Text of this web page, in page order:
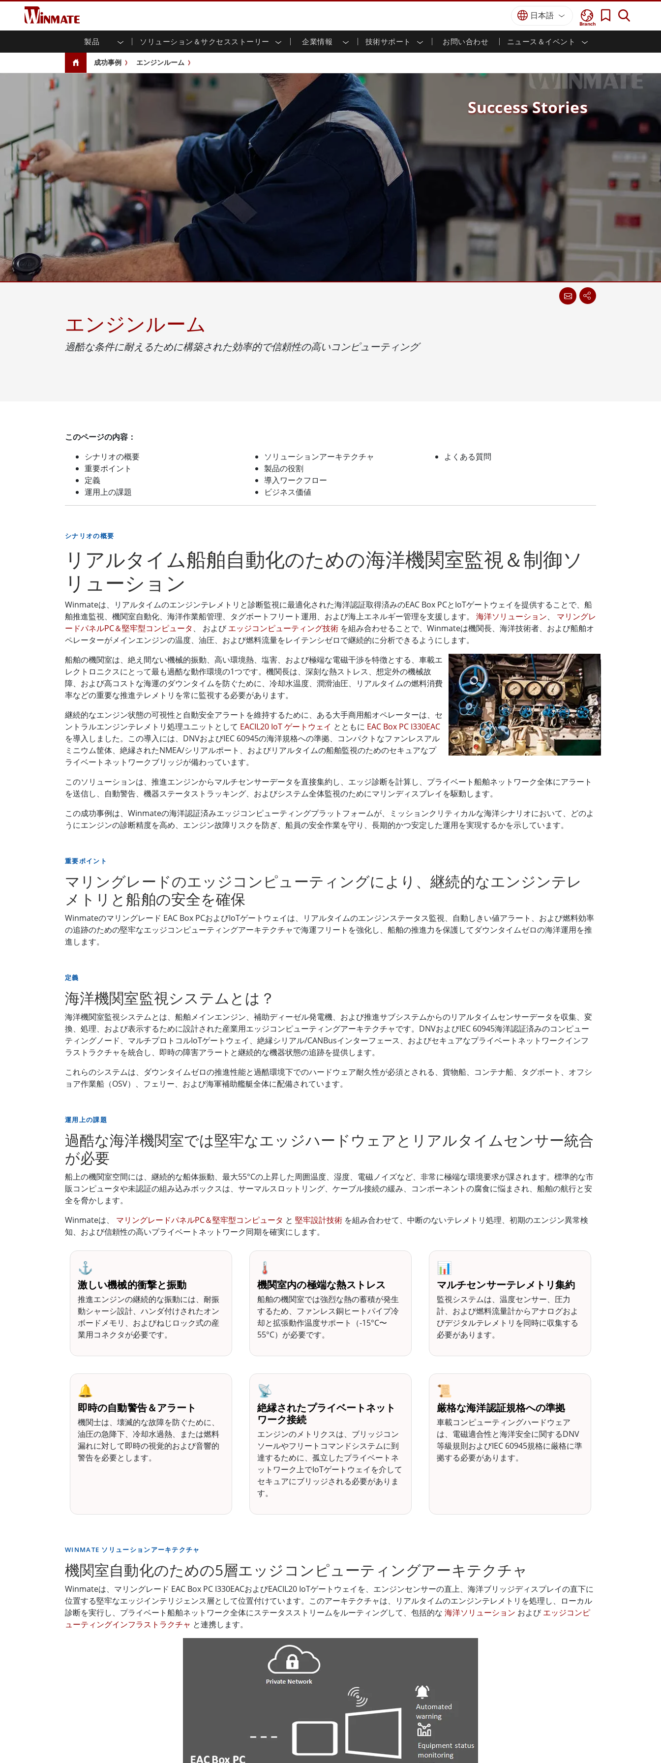
Branch
日本語
製品 ソリューション＆サクセスストーリー 企業情報 技術サポート お問い合わせ ニュース＆イベント
企業モビリティコンピュータ
頑丈なノートパソコン
堅牢タブレットコントローラー
ハンドヘルドコンピュータ
ラジオPoC
エッジAIモビリティ
マルチタッチ (P-
CAP)
オープンフレーム
パネルマウント
フロントIP65
PoEタッチ
USB Type-C
ステンレスシリー
屋外ディスプレイ
G-WINシリーズ /
IP67
リアマウント
ATEXグレード
ラックマウント
バータイプディス
プレイ
OSD Box
HMI (P-CAPタッチ)
産業用パネルPC (P-CAPタッチ)
産業用パネルPC (抵抗膜方式)
ステンレスシリーズ
G-WINシリーズ / IP67設計
ATEXグレード
バータイプパネルPC
エッジAIパネルPC
防衛頑丈なノートパソコン
防衛パネルPC
防衛ディスプレイ / NVIS ディスプレイ
防衛サーバー
地上管制ステーション
車載コンピュータ
Windows 車載コンピュータ
Android 車載コンピュータ
車載用タブレット
組み込みコンピューティング
ボックスPC / 防水頑丈なPC IP65
IoTゲートウェイ
ラジオゲートウェイ
ヘルスケアグレード
ヘルスケア堅牢タブレット
マリングレード
船舶用パネルPC
船舶用ディスプレイ
船舶用組込みコンピュータ
頑丈なロボットコントローラ
エッジAIモビリティ
ロボット コントローラー
石油・ガス、ATEXグレード
ATEXグレード堅牢タブレット
ATEX認定 堅牢型ハンドヘルドコンピュ
ータ
エッジ AI コンピューティング
ステンレス鋼グレード
ステンレスディスプレイ
堅牢なロボットコントローラ
農業
交通 食品 & 衛生産業
海洋
公共安全
IIoT & エッジコンピューティン 倉庫 & 物流
インフラ
インテリジェントロボットシス
テム
健康管理
再生可能エネルギー セルフサービスキオスク
ヘビーデューティー
金属＆鉱業 スマート充電ステーション サクセスストーリー
会社概要
保証
マーケティングポータル
ファイル共有
新製品情報
展示会・イベント
Youtubeチャンネル バーチャル展示会
認証／コンプライアンス
コアテクノロジー
ブログ
成功事例 エンジンルーム
Success Stories
エンジンルーム
過酷な条件に耐えるために構築された効率的で信頼性の高いコンピューティング
このページの内容：
シナリオの概要
重要ポイント
定義
運用上の課題
ソリューションアーキテクチャ
製品の役割
導入ワークフロー
ビジネス価値
よくある質問
シナリオの概要
リアルタイム船舶自動化のための海洋機関室監視＆制御ソ
リューション
Winmateは、リアルタイムのエンジンテレメトリと診断監視に最適化された海洋認証取得済みのEAC Box PCとIoTゲートウェイを提供することで、船
舶推進監視、機関室自動化、海洋作業船管理、タグボートフリート運用、および海上エネルギー管理を支援します。 海洋ソリューション、 マリングレ
ードパネルPC＆堅牢型コンピュータ、 およびエッジコンピューティング技術 を組み合わせることで、Winmateは機関長、海洋技術者、および船舶オ
ペレーターがメインエンジンの温度、油圧、および燃料流量をレイテンシゼロで継続的に分析できるようにします。
船舶の機関室は、絶え間ない機械的振動、高い環境熱、塩害、および極端な電磁干渉を特徴とする、車載エ
レクトロニクスにとって最も過酷な動作環境の1つです。機関長は、深刻な熱ストレス、想定外の機械故
障、および高コストな海運のダウンタイムを防ぐために、冷却水温度、潤滑油圧、リアルタイムの燃料消費
率などの重要な推進テレメトリを常に監視する必要があります。
継続的なエンジン状態の可視性と自動安全アラートを維持するために、ある大手商用船オペレーターは、セ
ントラルエンジンテレメトリ処理ユニットとして EACIL20 IoT ゲートウェイ とともに EAC Box PC I330EAC
を導入しました。この導入には、DNVおよびIEC 60945の海洋規格への準拠、コンパクトなファンレスアル
ミニウム筐体、絶縁されたNMEA/シリアルポート、およびリアルタイムの船舶監視のためのセキュアなプ
ライベートネットワークブリッジが備わっています。
このソリューションは、推進エンジンからマルチセンサーデータを直接集約し、エッジ診断を計算し、プライベート船舶ネットワーク全体にアラート
を送信し、自動警告、機器ステータストラッキング、およびシステム全体監視のためにマリンディスプレイを駆動します。
この成功事例は、Winmateの海洋認証済みエッジコンピューティングプラットフォームが、ミッションクリティカルな海洋シナリオにおいて、どのよ
うにエンジンの診断精度を高め、エンジン故障リスクを防ぎ、船員の安全作業を守り、長期的かつ安定した運用を実現するかを示しています。
重要ポイント
マリングレードのエッジコンピューティングにより、継続的なエンジンテレ
メトリと船舶の安全を確保
Winmateのマリングレード EAC Box PCおよびIoTゲートウェイは、リアルタイムのエンジンステータス監視、自動しきい値アラート、および燃料効率
の追跡のための堅牢なエッジコンピューティングアーキテクチャで海運フリートを強化し、船舶の推進力を保護してダウンタイムゼロの海洋運用を推
進します。
定義
海洋機関室監視システムとは？
海洋機関室監視システムとは、船舶メインエンジン、補助ディーゼル発電機、および推進サブシステムからのリアルタイムセンサーデータを収集、変
換、処理、および表示するために設計された産業用エッジコンピューティングアーキテクチャです。DNVおよびIEC 60945海洋認証済みのコンピュー
ティングノード、マルチプロトコルIoTゲートウェイ、絶縁シリアル/CANBusインターフェース、およびセキュアなプライベートネットワークインフ
ラストラクチャを統合し、即時の障害アラートと継続的な機器状態の追跡を提供します。
これらのシステムは、ダウンタイムゼロの推進性能と過酷環境下でのハードウェア耐久性が必須とされる、貨物船、コンテナ船、タグボート、オフシ
ョア作業船（OSV）、フェリー、および海軍補助艦艇全体に配備されています。
運用上の課題
過酷な海洋機関室では堅牢なエッジハードウェアとリアルタイムセンサー統合
が必要
船上の機関室空間には、継続的な船体振動、最大55°Cの上昇した周囲温度、湿度、電磁ノイズなど、非常に極端な環境要求が課されます。標準的な市
販コンピュータや未認証の組み込みボックスは、サーマルスロットリング、ケーブル接続の緩み、コンポーネントの腐食に悩まされ、船舶の航行と安
全を脅かします。
Winmateは、 マリングレードパネルPC＆堅牢型コンピュータ と 堅牢設計技術 を組み合わせて、中断のないテレメトリ処理、初期のエンジン異常検
知、および信頼性の高いプライベートネットワーク同期を確実にします。
⚓
激しい機械的衝撃と振動
推進エンジンの継続的な振動には、耐振
動シャーシ設計、ハンダ付けされたオン
ボードメモリ、およびねじロック式の産
業用コネクタが必要です。
🌡️
機関室内の極端な熱ストレス
船舶の機関室では強烈な熱の蓄積が発生
するため、ファンレス銅ヒートパイプ冷
却と拡張動作温度サポート（-15°C〜
55°C）が必要です。
📊
マルチセンサーテレメトリ集約
監視システムは、温度センサー、圧力
計、および燃料流量計からアナログおよ
びデジタルテレメトリを同時に収集する
必要があります。
🔔
即時の自動警告＆アラート
機関士は、壊滅的な故障を防ぐために、
油圧の急降下、冷却水過熱、または燃料
漏れに対して即時の視覚的および音響的
警告を必要とします。
📡
絶縁されたプライベートネット
ワーク接続
エンジンのメトリクスは、ブリッジコン
ソールやフリートコマンドシステムに到
達するために、孤立したプライベートネ
ットワーク上でIoTゲートウェイを介して
セキュアにブリッジされる必要がありま
す。
📜
厳格な海洋認証規格への準拠
車載コンピューティングハードウェア
は、電磁適合性と海洋安全に関するDNV
等級規則およびIEC 60945規格に厳格に準
拠する必要があります。
WINMATE ソリューションアーキテクチャ
機関室自動化のための5層エッジコンピューティングアーキテクチャ
Winmateは、マリングレード EAC Box PC I330EACおよびEACIL20 IoTゲートウェイを、エンジンセンサーの直上、海洋ブリッジディスプレイの直下に
位置する堅牢なエッジインテリジェンス層として位置付けています。このアーキテクチャは、リアルタイムのエンジンテレメトリを処理し、ローカル
診断を実行し、プライベート船舶ネットワーク全体にステータスストリームをルーティングして、包括的な 海洋ソリューション およびエッジコンピ
ューティングインフラストラクチャ と連携します。